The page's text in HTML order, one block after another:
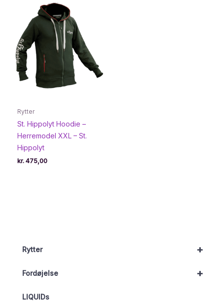
+
Rytter
+
Fordøjelse
LIQUIDs
Rytter
St. Hippolyt Hoodie –
Herremodel XXL – St.
Hippolyt
kr. 475,00